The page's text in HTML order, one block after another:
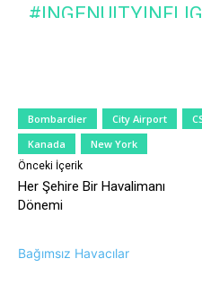
Bombardier City Airport
Kanada
New York
Önceki İçerik
Her Şehire Bir Havalimanı
Dönemi
Bağımsız Havacılar